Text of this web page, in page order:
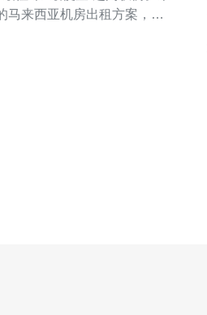
马来西亚机房出租方案，评
方案，又能在合适配置与用